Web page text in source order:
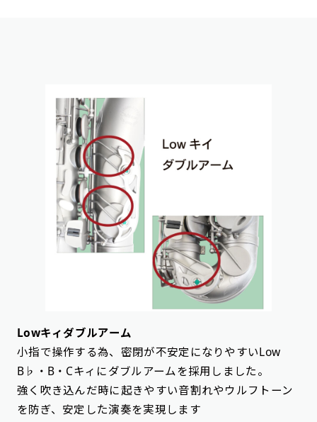
Lowキィダブルアーム
小指で操作する為、密閉が不安定になりやすいLow
B♭・B・Cキィにダブルアームを採用しました。
強く吹き込んだ時に起きやすい音割れやウルフトーン
を防ぎ、安定した演奏を実現します